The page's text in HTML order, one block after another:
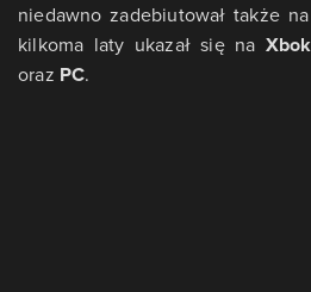
niedawno zadebiutował także na
kilkoma laty ukazał się na
oraz PC.